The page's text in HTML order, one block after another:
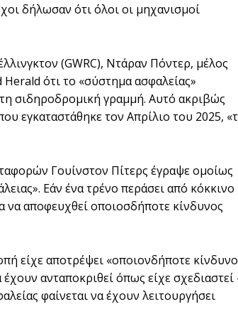
δήλωσαν ότι όλοι οι μηχανισμοί
(GWRC), Ντάραν Πόντερ, μέλος
ότι το «σύστημα ασφαλείας»
τη σιδηροδρομική γραμμή. Αυτό ακριβώς
εγκαταστάθηκε τον Απρίλιο του 2025,
Γουίνστον Πίτερς έγραψε ομοίως
Εάν ένα τρένο περάσει από κόκκινο
να αποφευχθεί οποιοσδήποτε κίνδυνος
είχε αποτρέψει «οποιονδήποτε κίνδυνο
ανταποκριθεί όπως είχε σχεδιαστεί
φαίνεται να έχουν λειτουργήσει